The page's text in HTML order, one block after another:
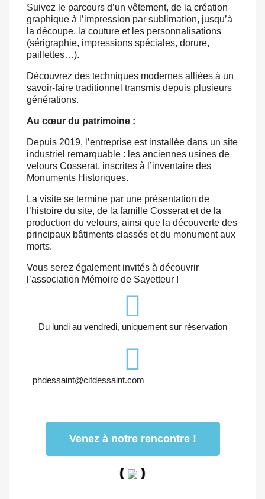
Suivez le parcours d’un vêtement, de la création
graphique à l’impression par sublimation, jusqu’à
la découpe, la couture et les personnalisations
(sérigraphie, impressions spéciales, dorure,
paillettes…).
Découvrez des techniques modernes alliées à un
savoir-faire traditionnel transmis depuis plusieurs
générations.
Au cœur du patrimoine :
Depuis 2019, l’entreprise est installée dans un site
industriel remarquable : les anciennes usines de
velours Cosserat, inscrites à l’inventaire des
Monuments Historiques.
La visite se termine par une présentation de
l’histoire du site, de la famille Cosserat et de la
production du velours, ainsi que la découverte des
principaux bâtiments classés et du monument aux
morts.
Vous serez également invités à découvrir
l’association Mémoire de Sayetteur !
Du lundi au vendredi, uniquement sur réservation
phdessaint@citdessaint.com
Venez à notre rencontre !